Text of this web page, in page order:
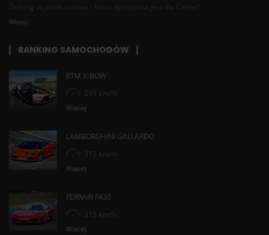
Drifting vs jazda torowa - która dyscyplina jest dla Ciebie?
Więcej
RANKING SAMOCHODÓW
KTM X-BOW
295 km/h
Więcej
LAMBORGHINI GALLARDO
315 km/h
Więcej
FERRARI F430
315 km/h
Więcej